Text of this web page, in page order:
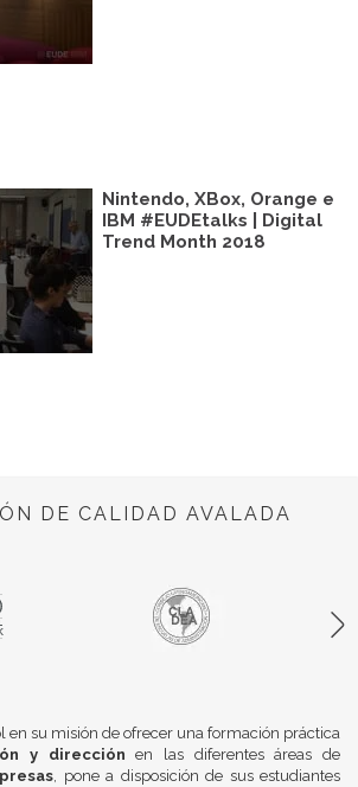
Nintendo, XBox, Orange e
IBM #EUDEtalks | Digital
Trend Month 2018
DE CALIDAD AVALADA
en su misión de ofrecer una formación práctica
y dirección en las diferentes áreas de
, pone a disposición de sus estudiantes